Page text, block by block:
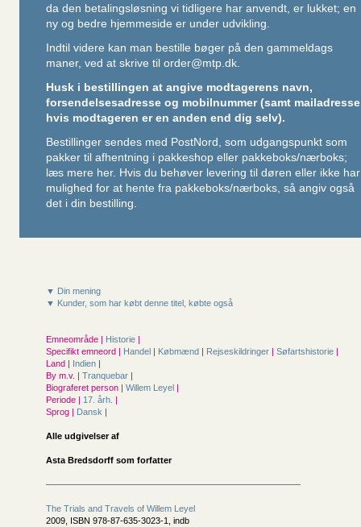
da den betalingsløsning vi tidligere har anvendt, er lukket; en
ny og bedre hjemmeside er under udvikling.
Indtil videre kan man bestille bøger på den gammeldags
maner, ved at skrive til order@mtp.dk.
Husk i bestillingen at angive modtagerens navn,
forsendelsesadresse og mobilnummer (samt mailadresse
hvis modtageren er en anden end dig selv).
Bestillinger sendes med PostNord, som udgangspunkt som
pakker til afhentning i pakkeshop eller pakkeboks/nærboks;
læs mere her. Hvis du behøver levering til døren eller ikke har
mulighed for at hente fra pakkeboks/nærboks, så angiv også
det i din bestilling.
▼ Din mening
▼ Kunder, som har købt denne titel, købte også
Emneområde | Historie |
Specifikt emneord | Handel | Købmænd | Rejseskildringer | Søfartshistorie |
Land | Indien |
By m.v. | Tranquebar |
Biograferet person | Willem Leyel |
Periode | 17. årh. |
Sprog | Dansk |
Alle udgivelser af
Asta Bredsdorff som forfatter
The Trials and Travels of Willem Leyel
2009, ISBN 978-87-635-3023-1, indb